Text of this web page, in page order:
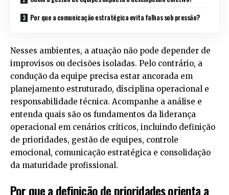
Por que a comunicação estratégica evita falhas sob pressão?
Nesses ambientes, a atuação não pode depender de
improvisos ou decisões isoladas. Pelo contrário, a
condução da equipe precisa estar ancorada em
planejamento estruturado, disciplina operacional e
responsabilidade técnica. Acompanhe a análise e
entenda quais são os fundamentos da liderança
operacional em cenários críticos, incluindo definição
de prioridades, gestão de equipes, controle
emocional, comunicação estratégica e consolidação
da maturidade profissional.
Por que a definição de prioridades orienta a